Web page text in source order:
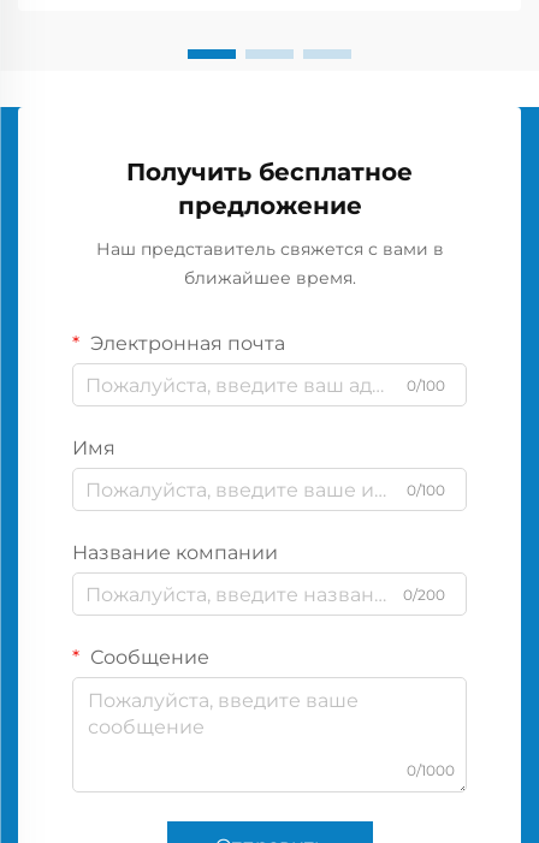
Получить бесплатное
предложение
Наш представитель свяжется с вами в
ближайшее время.
Электронная почта
0/100
Имя
0/100
Название компании
0/200
Сообщение
0/1000